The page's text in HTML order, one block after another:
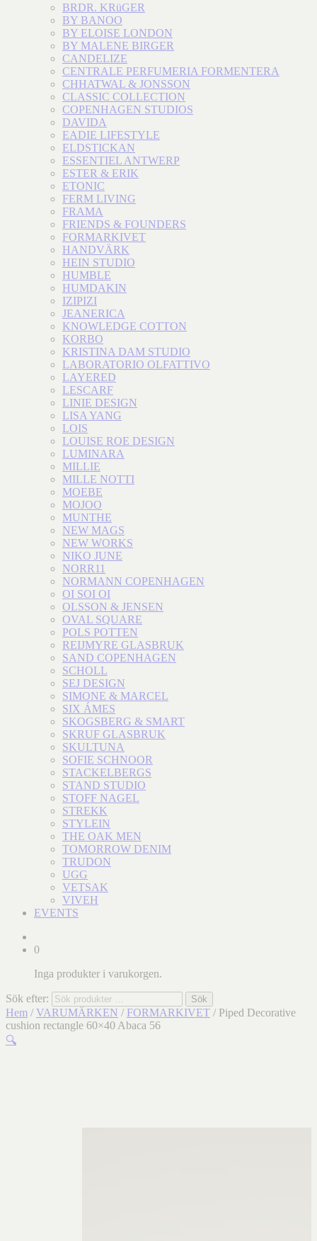
BRDR. KRüGER
BY BANOO
BY ELOISE LONDON
BY MALENE BIRGER
CANDELIZE
CENTRALE PERFUMERIA FORMENTERA
CHHATWAL & JONSSON
CLASSIC COLLECTION
COPENHAGEN STUDIOS
DAVIDA
EADIE LIFESTYLE
ELDSTICKAN
ESSENTIEL ANTWERP
ESTER & ERIK
ETONIC
FERM LIVING
FRAMA
FRIENDS & FOUNDERS
FORMARKIVET
HANDVÄRK
HEIN STUDIO
HUMBLE
HUMDAKIN
IZIPIZI
JEANERICA
KNOWLEDGE COTTON
KORBO
KRISTINA DAM STUDIO
LABORATORIO OLFATTIVO
LAYERED
LESCARF
LINIE DESIGN
LISA YANG
LOIS
LOUISE ROE DESIGN
LUMINARA
MILLIE
MILLE NOTTI
MOEBE
MOJOO
MUNTHE
NEW MAGS
NEW WORKS
NIKO JUNE
NORR11
NORMANN COPENHAGEN
OI SOI OI
OLSSON & JENSEN
OVAL SQUARE
POLS POTTEN
REIJMYRE GLASBRUK
SAND COPENHAGEN
SCHOLL
SEJ DESIGN
SIMONE & MARCEL
SIX ÁMES
SKOGSBERG & SMART
SKRUF GLASBRUK
SKULTUNA
SOFIE SCHNOOR
STACKELBERGS
STAND STUDIO
STOFF NAGEL
STREKK
STYLEIN
THE OAK MEN
TOMORROW DENIM
TRUDON
UGG
VETSAK
VIVEH
EVENTS
0
Inga produkter i varukorgen.
Sök efter: Sök
Hem / VARUMÄRKEN / FORMARKIVET / Piped Decorative
cushion rectangle 60×40 Abaca 56
🔍